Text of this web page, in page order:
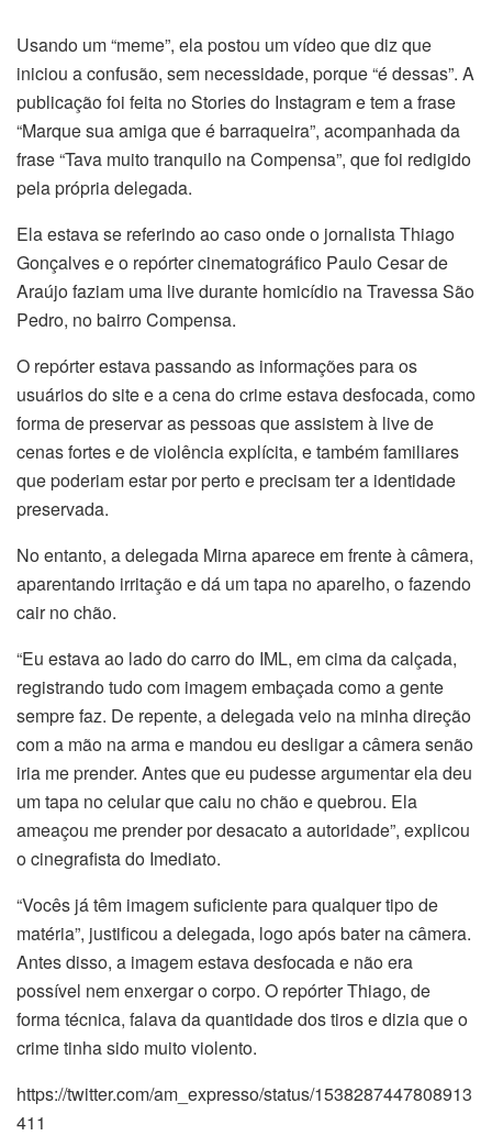
Usando um “meme”, ela postou um vídeo que diz que
iniciou a confusão, sem necessidade, porque “é dessas”. A
publicação foi feita no Stories do Instagram e tem a frase
“Marque sua amiga que é barraqueira”, acompanhada da
frase “Tava muito tranquilo na Compensa”, que foi redigido
pela própria delegada.
Ela estava se referindo ao caso onde o jornalista Thiago
Gonçalves e o repórter cinematográfico Paulo Cesar de
Araújo faziam uma live durante homicídio na Travessa São
Pedro, no bairro Compensa.
O repórter estava passando as informações para os
usuários do site e a cena do crime estava desfocada, como
forma de preservar as pessoas que assistem à live de
cenas fortes e de violência explícita, e também familiares
que poderiam estar por perto e precisam ter a identidade
preservada.
No entanto, a delegada Mirna aparece em frente à câmera,
aparentando irritação e dá um tapa no aparelho, o fazendo
cair no chão.
“Eu estava ao lado do carro do IML, em cima da calçada,
registrando tudo com imagem embaçada como a gente
sempre faz. De repente, a delegada veio na minha direção
com a mão na arma e mandou eu desligar a câmera senão
iria me prender. Antes que eu pudesse argumentar ela deu
um tapa no celular que caiu no chão e quebrou. Ela
ameaçou me prender por desacato a autoridade”, explicou
o cinegrafista do Imediato.
“Vocês já têm imagem suficiente para qualquer tipo de
matéria”, justificou a delegada, logo após bater na câmera.
Antes disso, a imagem estava desfocada e não era
possível nem enxergar o corpo. O repórter Thiago, de
forma técnica, falava da quantidade dos tiros e dizia que o
crime tinha sido muito violento.
https://twitter.com/am_expresso/status/1538287447808913
411